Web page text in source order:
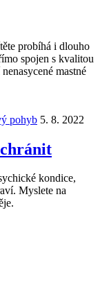
probíhá i dlouho
spojen s kvalitou
mastné
pohyb 5. 8. 2022
kondice,
Myslete na